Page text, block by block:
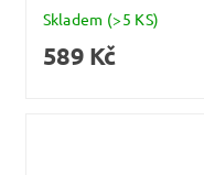
Skladem (>5 KS)
589 Kč